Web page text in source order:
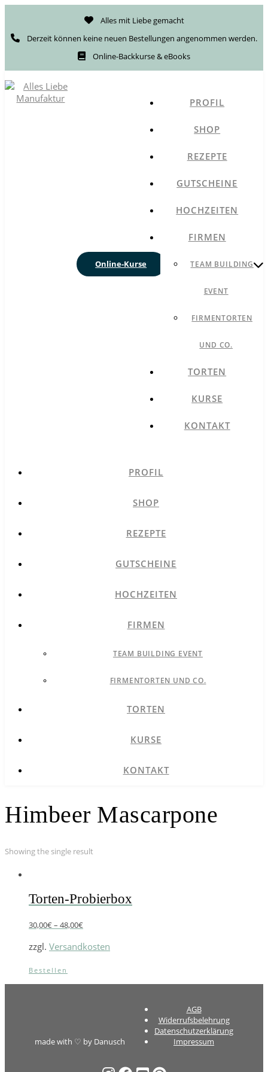
Alles mit Liebe gemacht
Derzeit können keine neuen Bestellungen angenommen werden.
Online-Backkurse & eBooks
Online-Kurse
PROFIL
SHOP
REZEPTE
GUTSCHEINE
HOCHZEITEN
FIRMEN
TEAM BUILDING
EVENT
FIRMENTORTEN
UND CO.
TORTEN
KURSE
KONTAKT
PROFIL
SHOP
REZEPTE
GUTSCHEINE
HOCHZEITEN
FIRMEN
TEAM BUILDING EVENT
FIRMENTORTEN UND CO.
TORTEN
KURSE
KONTAKT
Himbeer Mascarpone
Showing the single result
Torten-Probierbox
30,00€– 48,00€
zzgl. Versandkosten
Bestellen
made with ♡ by Danusch
AGB
Widerrufsbelehrung
Datenschutzerklärung
Impressum